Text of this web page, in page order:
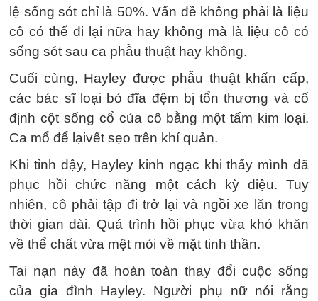
lệ sống sót chỉ là 50%. Vấn đề không phải là liệu
cô có thể đi lại nữa hay không mà là liệu cô có
sống sót sau ca phẫu thuật hay không.
Cuối cùng, Hayley được phẫu thuật khẩn cấp,
các bác sĩ loại bỏ đĩa đệm bị tổn thương và cố
định cột sống cổ của cô bằng một tấm kim loại.
Ca mổ để lạivết sẹo trên khí quản.
Khi tỉnh dậy, Hayley kinh ngạc khi thấy mình đã
phục hồi chức năng một cách kỳ diệu. Tuy
nhiên, cô phải tập đi trở lại và ngồi xe lăn trong
thời gian dài. Quá trình hồi phục vừa khó khăn
về thể chất vừa mệt mỏi về mặt tinh thần.
Tai nạn này đã hoàn toàn thay đổi cuộc sống
của gia đình Hayley. Người phụ nữ nói rằng